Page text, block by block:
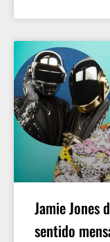
Jamie Jones
sentido